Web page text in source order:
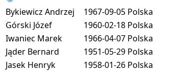
Bykiewicz Andrzej 1967-09-05 Polska
Górski Józef
1960-02-18 Polska
Iwaniec Marek
1966-04-07 Polska
Jąder Bernard
1951-05-29 Polska
Jasek Henryk
1958-01-26 Polska